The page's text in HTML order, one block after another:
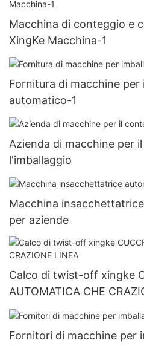
Macchina di conteggio e
XingKe Macchina-1
Fornitura di macchine per
automatico-1
Azienda di macchine per
l'imballaggio
Macchina
per aziende
Calco di twist-off xingke
AUTOMATICA CHE
Fornitori di macchine per